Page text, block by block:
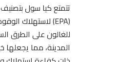
تتمتع كيا سول بتصنيف
المدينة، مما يجعلها